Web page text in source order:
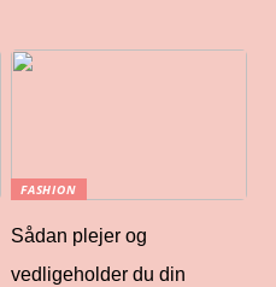
FASHION
Sådan plejer og
vedligeholder du din